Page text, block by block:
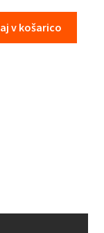
v košarico